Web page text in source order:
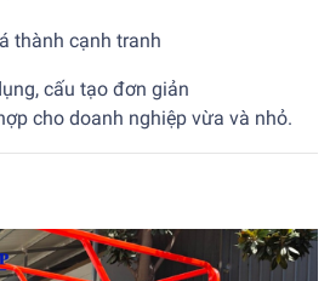
thành cạnh tranh
cấu tạo đơn giản
cho doanh nghiệp vừa và nhỏ.